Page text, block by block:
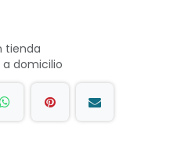
tienda
domicilio